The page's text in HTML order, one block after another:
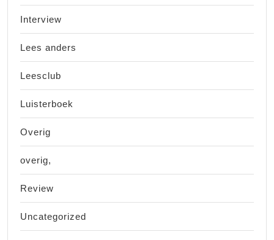
Interview
Lees anders
Leesclub
Luisterboek
Overig
overig,
Review
Uncategorized